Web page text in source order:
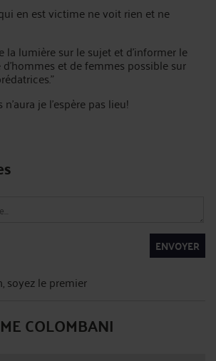
en est victime ne voit rien et ne
la lumière sur le sujet et d'informer le
et de femmes possible sur
n'aura je l'espère pas lieu!
ENVOYER
soyez le premier
COLOMBANI